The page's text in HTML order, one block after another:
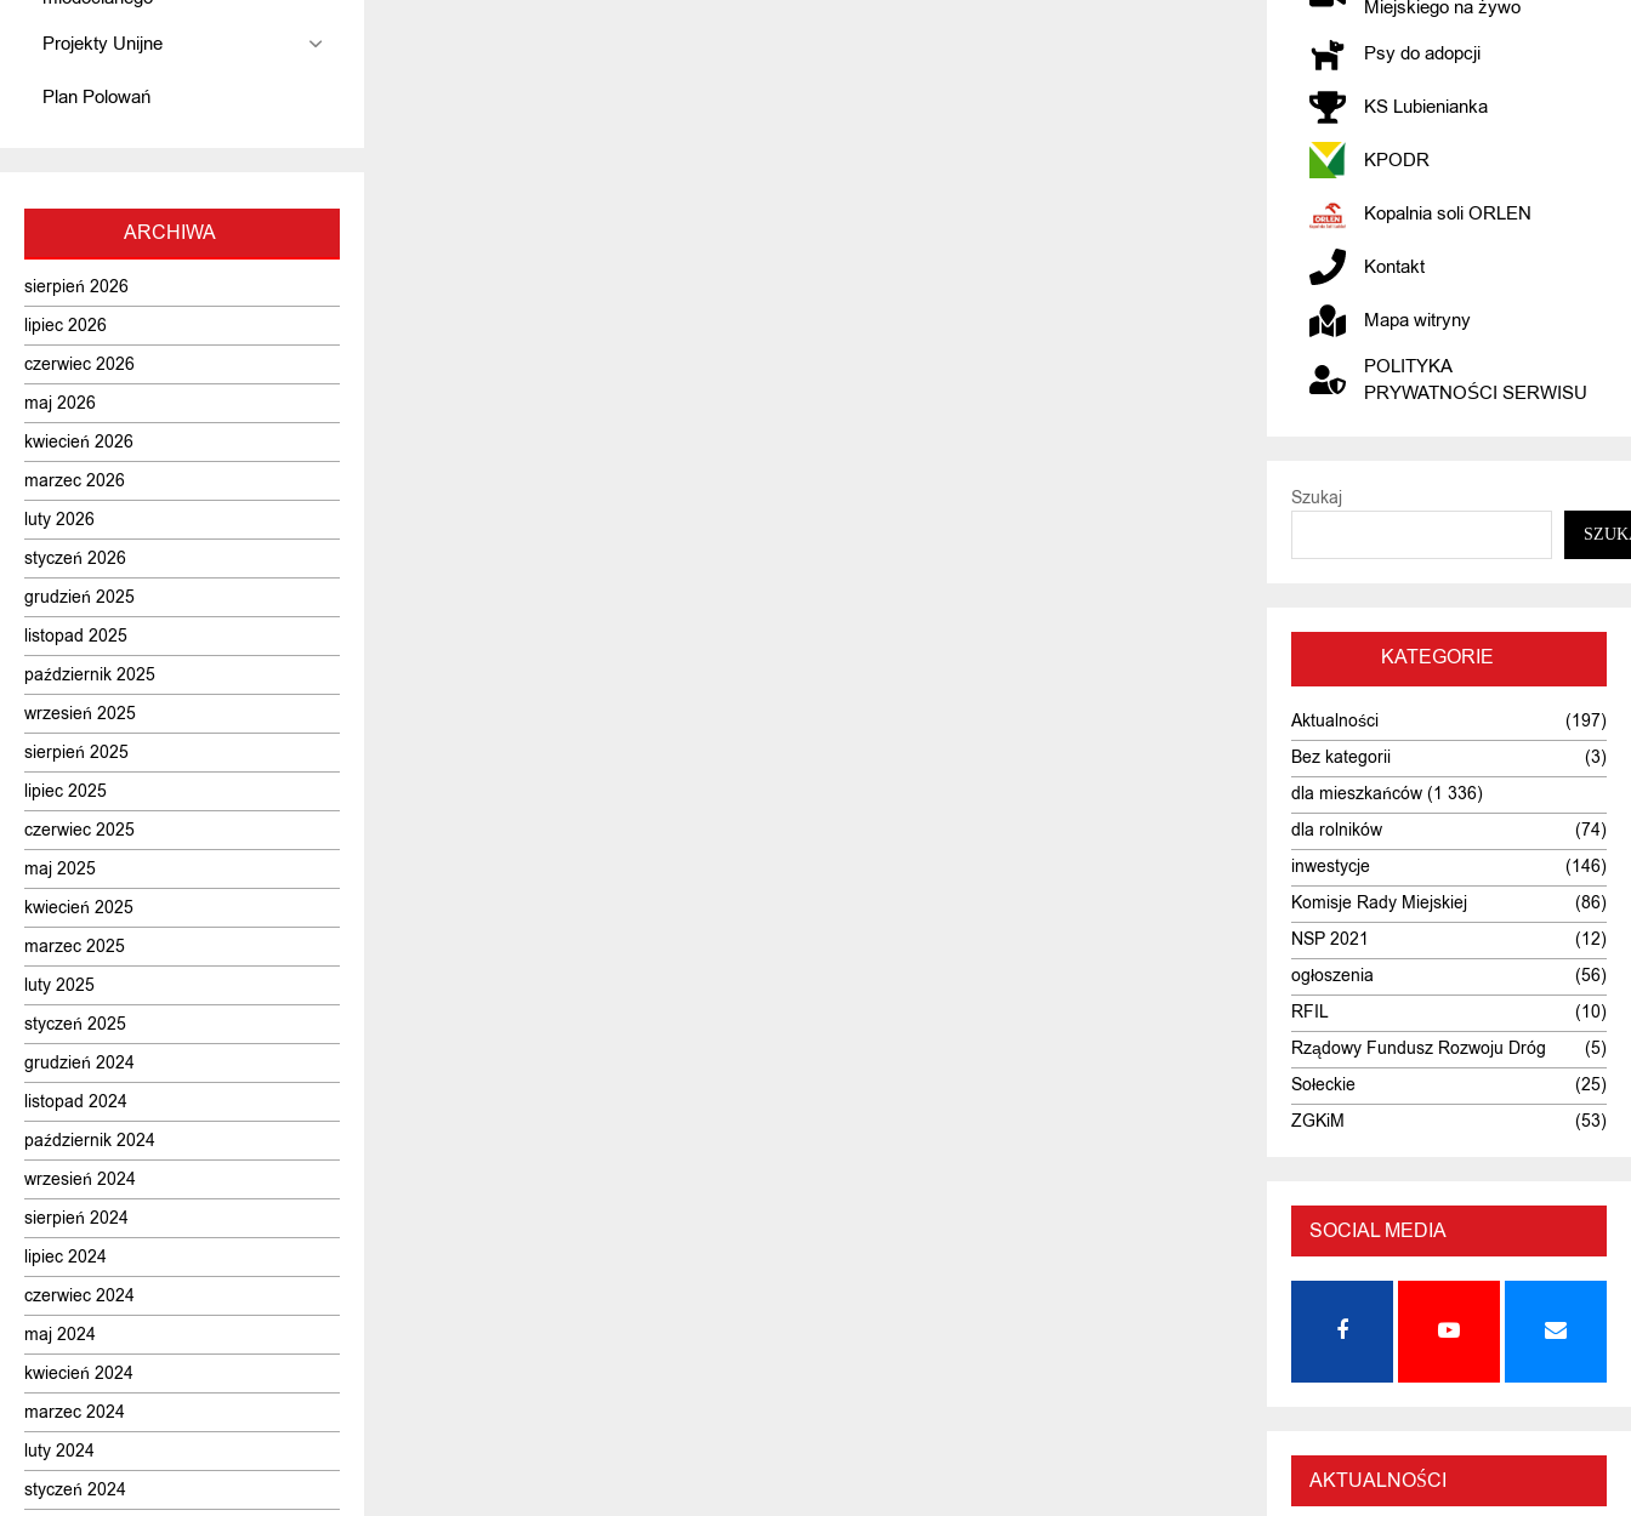
Projekty Unijne
Plan Polowań
ARCHIWA
sierpień 2026
lipiec 2026
czerwiec 2026
maj 2026
kwiecień 2026
marzec 2026
luty 2026
styczeń 2026
grudzień 2025
listopad 2025
październik 2025
wrzesień 2025
sierpień 2025
lipiec 2025
czerwiec 2025
maj 2025
kwiecień 2025
marzec 2025
luty 2025
styczeń 2025
grudzień 2024
listopad 2024
październik 2024
wrzesień 2024
sierpień 2024
lipiec 2024
czerwiec 2024
maj 2024
kwiecień 2024
marzec 2024
luty 2024
styczeń 2024
Miejskiego na żywo
Psy do adopcji
KS Lubienianka
KPODR
Kopalnia soli ORLEN
Kontakt
Mapa witryny
POLITYKA
PRYWATNOŚCI SERWISU
Szukaj
KATEGORIE
Aktualności
(197)
Bez kategorii
(3)
dla mieszkańców (1 336)
dla rolników
(74)
inwestycje
(146)
Komisje Rady Miejskiej
(86)
NSP 2021
(12)
ogłoszenia
(56)
RFIL
(10)
Rządowy Fundusz Rozwoju Dróg
(5)
Sołeckie
(25)
ZGKiM
(53)
SOCIAL MEDIA
AKTUALNOŚCI